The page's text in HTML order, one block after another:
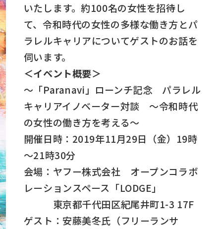
いたします。約100名の女性を招待し
て、令和時代の女性の多様な働き方とパ
ラレルキャリアについてゲストのお話を
伺います。
＜イベント概要＞
～「Paranavi」ローンチ記念 パラレル
キャリアイノベーター対談 ～令和時代
の女性の働き方を考える～
開催日時：2019年11月29日（金）19時
～21時30分
会場：ヤフー株式会社 オープンコラボ
レーションスペース「LODGE」
東京都千代田区紀尾井町1-3 17F
ゲスト：安藤美冬氏（フリーランサ